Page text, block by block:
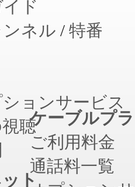
ド
ネル / 特番
ョンサービス
聴
ト
ケーブルプ
ご利用料金
通話料一覧